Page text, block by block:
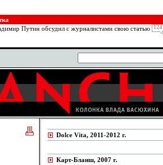
Путин обсудил с журналистами свою статью
124
Dolce Vita, 2011-2012 г.
Карт-Бланш, 2007 г.